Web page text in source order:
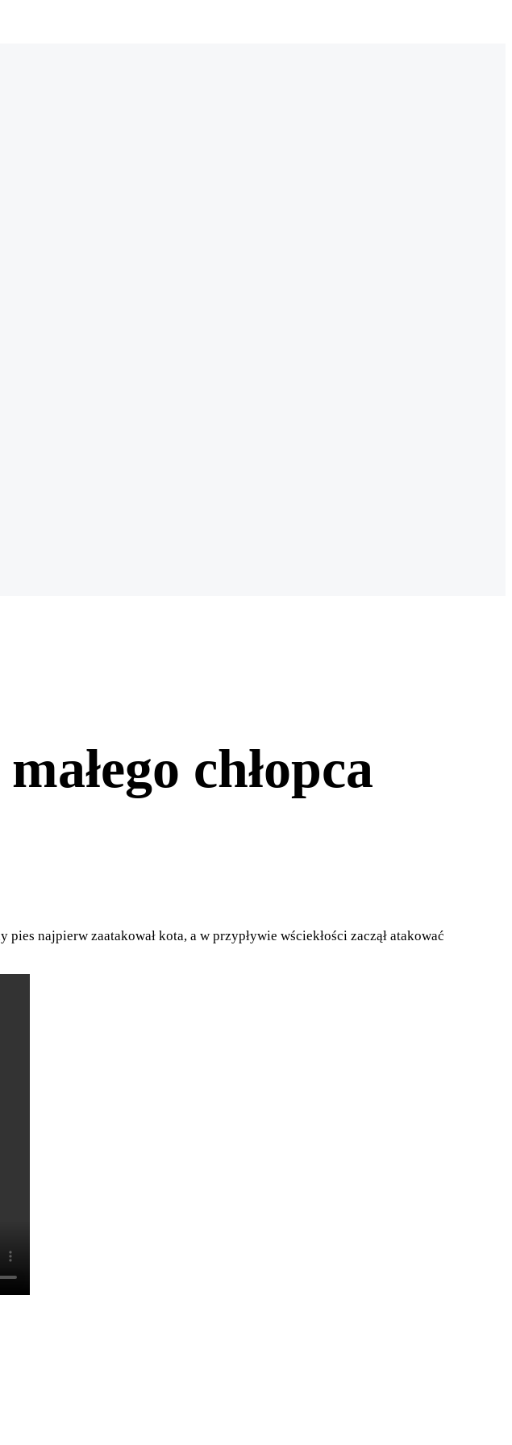
chłopca
najpierw zaatakował kota, a w przypływie wściekłości zaczął atakować